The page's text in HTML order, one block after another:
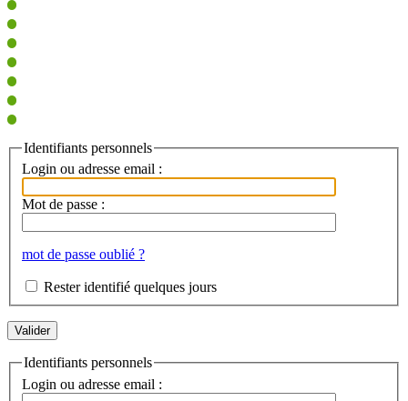
Identifiants personnels
Login ou adresse email :
Mot de passe :
mot de passe oublié ?
Rester identifié quelques jours
Identifiants personnels
Login ou adresse email :